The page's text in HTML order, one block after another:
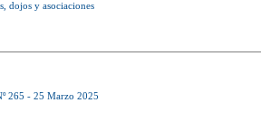
dojos y asociaciones
265 - 25 Marzo 2025